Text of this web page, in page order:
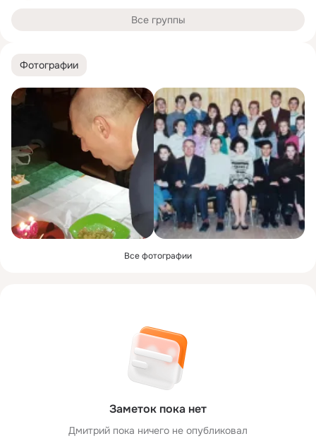
Фотографии
Все фотографии
Заметок пока нет
Дмитрий пока ничего не опубликовал
Все группы